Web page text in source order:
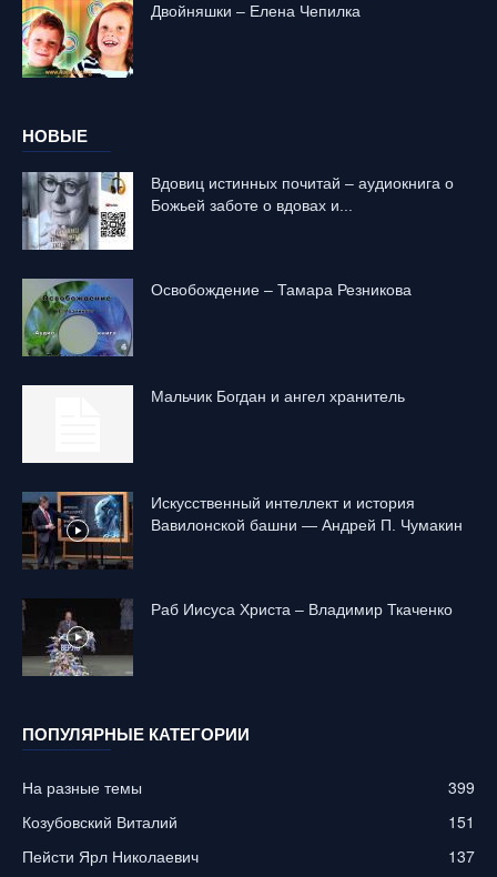
Двойняшки – Елена Чепилка
НОВЫЕ
Вдовиц истинных почитай – аудиокнига о
Божьей заботе о вдовах и...
Освобождение – Тамара Резникова
Mальчик Богдан и ангел хранитель
Искусственный интеллект и история
Вавилонской башни — Андрей П. Чумакин
Раб Иисуса Христа – Владимир Ткаченко
ПОПУЛЯРНЫЕ КАТЕГОРИИ
На разные темы
399
Козубовский Виталий
151
Пейсти Ярл Николаевич
137